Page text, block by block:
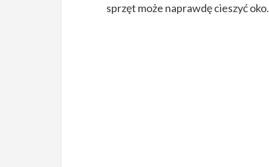
sprzęt może naprawdę cieszyć oko.